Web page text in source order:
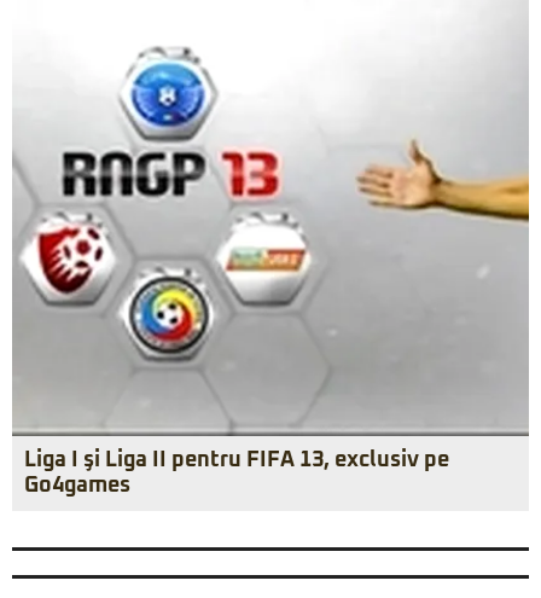
Liga I şi Liga II pentru FIFA 13, exclusiv pe
Go4games